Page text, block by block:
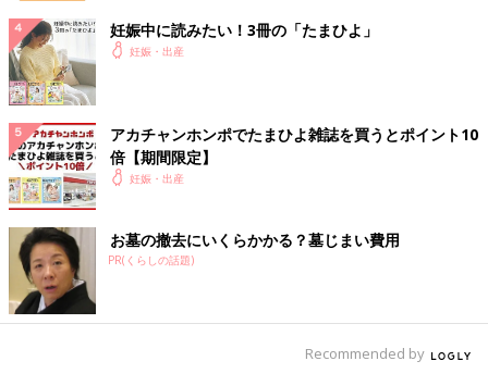
妊娠中に読みたい！3冊の「たまひよ」
妊娠・出産
アカチャンホンポでたまひよ雑誌を買うとポイント10
倍【期間限定】
妊娠・出産
お墓の撤去にいくらかかる？墓じまい費用
PR(くらしの話題)
Recommended by